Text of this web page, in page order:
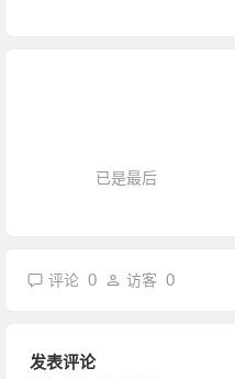
已是最后
评论0 访客0
发表评论